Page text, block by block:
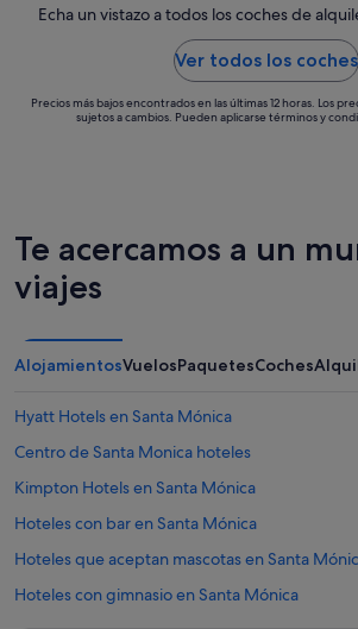
Echa un vistazo a todos los coches de
Ver todos los coches
Precios más bajos encontrados en las últimas 12 horas. Los
sujetos a cambios. Pueden aplicarse términos y
Te acercamos a un
viajes
AlojamientosVuelosPaquetesCoches
Hyatt Hotels en Santa Mónica
Centro de Santa Monica hoteles
Kimpton Hotels en Santa Mónica
Hoteles con bar en Santa Mónica
Hoteles que aceptan mascotas en Santa
Hoteles con gimnasio en Santa Mónica